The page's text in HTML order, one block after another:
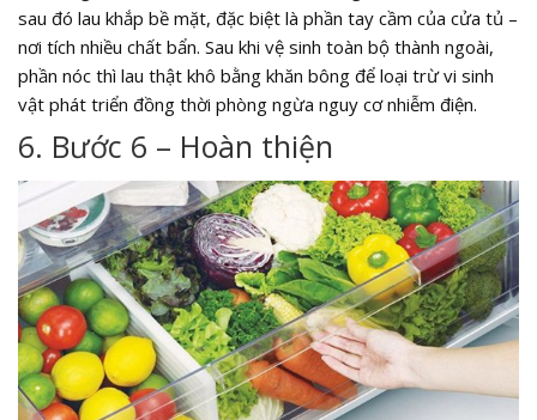
sau đó lau khắp bề mặt, đặc biệt là phần tay cầm của cửa tủ –
nơi tích nhiều chất bẩn. Sau khi vệ sinh toàn bộ thành ngoài,
phần nóc thì lau thật khô bằng khăn bông để loại trừ vi sinh
vật phát triển đồng thời phòng ngừa nguy cơ nhiễm điện.
6. Bước 6 – Hoàn thiện